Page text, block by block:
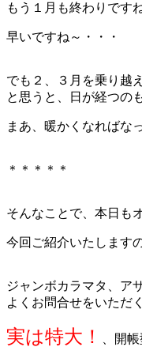
もう１月も終わりです
早いですね～・・・
でも２、３月を乗り越
と思うと、日が経つの
まあ、暖かくなればな
＊＊＊＊＊
そんなことで、本日も
今回ご紹介いたします
ジャンボカラマタ、ア
よくお問合せをいただ
実は特大！ 、開